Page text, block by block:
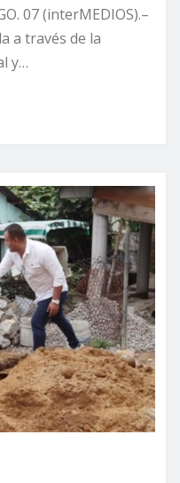
07 (interMEDIOS).–
a través de la
y…